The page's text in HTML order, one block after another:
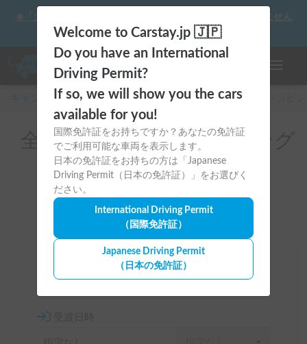
Welcome to Carstay.jp 🇯🇵
Do you have an International
Driving Permit?
If so, we will show you the cars
available for you!
国際免許証をお持ちですか？あなたの免許証
でご利用可能な車両を表示します。
日本の免許証をお持ちの方は「Japanese
Driving Permit（日本の免許証）」をお選びく
ださい。
International Driving Permit
（国際免許証）
Japanese Driving Permit
（日本の免許証）
☀️「大曲の花火」をキャンピングカーで最高の思い出にしません
か？
キャンピングカー・車中泊スポット予約はCarstay
全国のレンタルキャンピング
カー（災害支援車両）
全国